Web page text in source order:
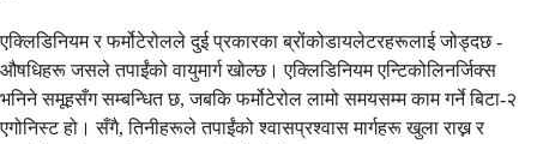
एक्लिडिनियम र फर्मोटेरोलले दुई प्रकारका ब्रोंकोडायलेटरहरूलाई जोड्दछ -
औषधिहरू जसले तपाईंको वायुमार्ग खोल्छ। एक्लिडिनियम एन्टिकोलिनर्जिक्स
भनिने समूहसँग सम्बन्धित छ, जबकि फर्मोटेरोल लामो समयसम्म काम गर्ने बिटा-२
एगोनिस्ट हो। सँगै, तिनीहरूले तपाईंको श्वासप्रश्वास मार्गहरू खुला राख्न र